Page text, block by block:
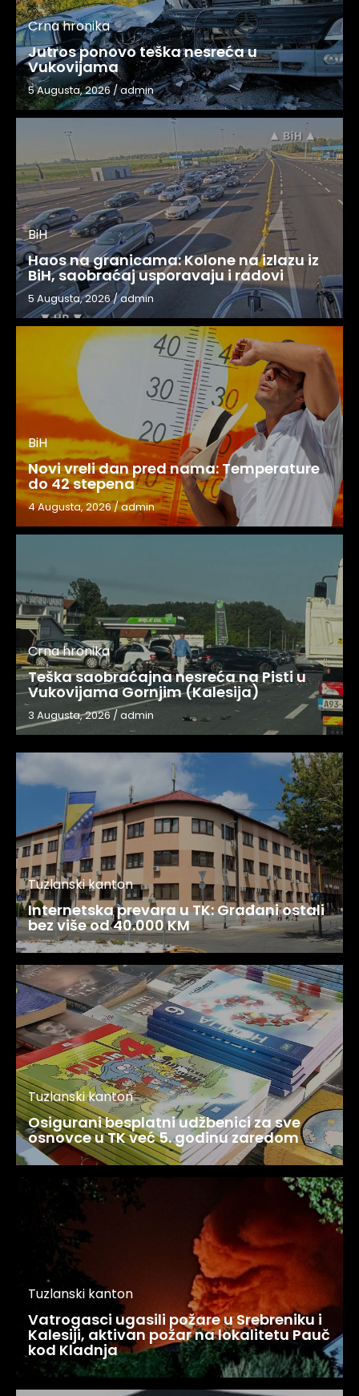
Crna hronika
Jutros ponovo teška nesreća u
Vukovijama
5 Augusta, 2026/admin
BiH
Haos na granicama: Kolone na izlazu iz
BiH, saobraćaj usporavaju i radovi
5 Augusta, 2026/admin
BiH
Novi vreli dan pred nama: Temperature
do 42 stepena
4 Augusta, 2026/admin
Crna hronika
Teška saobraćajna nesreća na Pisti u
Vukovijama Gornjim (Kalesija)
3 Augusta, 2026/admin
Tuzlanski kanton
Internetska prevara u TK: Građani ostali
bez više od 40.000 KM
Tuzlanski kanton
Osigurani besplatni udžbenici za sve
osnovce u TK već 5. godinu zaredom
Tuzlanski kanton
Vatrogasci ugasili požare u Srebreniku i
Kalesiji, aktivan požar na lokalitetu Pauč
kod Kladnja